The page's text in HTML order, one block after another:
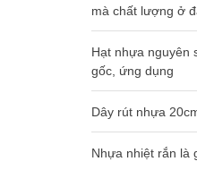
mà chất lượng ở
Hạt nhựa nguyên
gốc, ứng dụng
Dây rút nhựa
Nhựa nhiệt rắn là